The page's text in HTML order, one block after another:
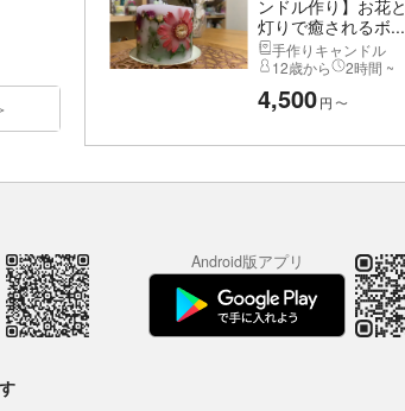
ンドル作り】お花と
灯りで癒されるボ...
手作りキャンドル
12歳から
2時間 ~
4,500円 〜
Android版アプリ